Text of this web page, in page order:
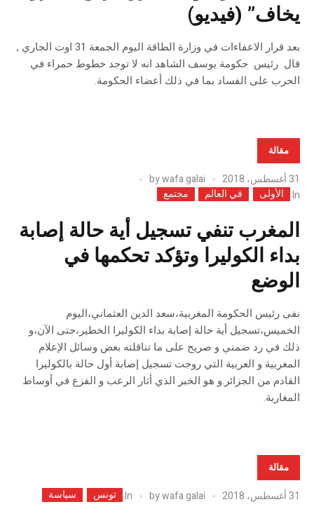
يخاف” (فيديو)
بعد قرار الاعفاءات في وزارة الطاقة اليوم الجمعة 31 اوت الجاري ,
قال رئيس حكومة يوسف الشاهد انه لا توجد خطوط حمراء في
الحرب على الفساد بما في ذلك أعضاء الحكومة.
مقالة
31 أغسطس، 2018 bywafa galai
In
الأولى في العالم مجتمع
المغرب تنفي تسجيل أية حالة إصابة
بداء الكوليرا وتؤكد تحكمها في
الوضع
نفى رئيس الحكومة المغربية،سعد الدين العثماني،اليوم
الخميس،تسجيل أية حالة إصابة بداء الكوليرا الخطير،حتى الآن،و
ذلك في رد ضمني و صريح على ما تناقلته بعض وسائل الإعلام
المغربية و العربية التي روجت تسجيل إصابة أول حالة بالكوليرا
القادم من الجزائر.و هو الخبر الذي أثار الرعب و الفزع في أوساط
المغاربة.
مقالة
31 أغسطس، 2018 bywafa galai
In تونس سياسة